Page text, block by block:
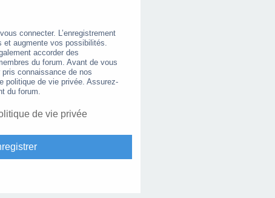
connecter. L’enregistrement
et augmente vos possibilités.
accorder des
du forum. Avant de vous
pris connaissance de nos
politique de vie privée. Assurez-
du forum.
de vie privée